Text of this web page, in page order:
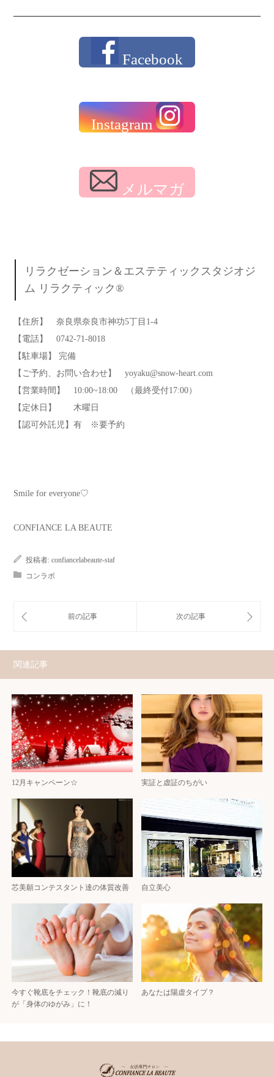
Facebook
Instagram
メルマガ
リラクゼーション＆エステティックスタジオジ
ム リラクティック®︎
【住所】 奈良県奈良市神功5丁目1-4
【電話】 0742-71-8018
【駐車場】 完備
【ご予約、お問い合わせ】 yoyaku@snow-heart.com
【営業時間】 10:00~18:00 （最終受付17:00）
【定休日】 木曜日
【認可外託児】有 ※要予約
Smile for everyone♡
CONFIANCE LA BEAUTE
投稿者: confiancelabeaute-staf
コンラボ
関連記事
12月キャンペーン☆ 実証と虚証のちがい
芯美願コンテスタント達の体質改善 自立美心
今すぐ靴底をチェック！靴底の減り
が「身体のゆがみ」に！
あなたは陽虚タイプ？